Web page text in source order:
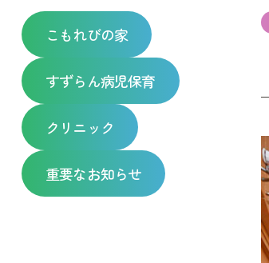
こもれびの家
すずらん病児保育
クリニック
重要なお知らせ